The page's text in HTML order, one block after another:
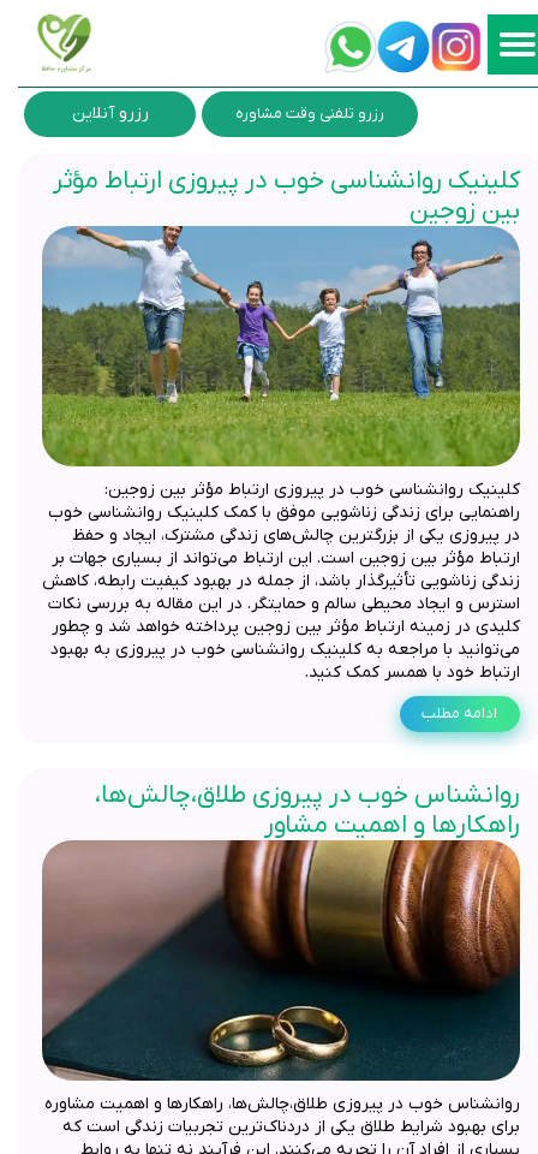
کلینیک روانشناسی خوب در پیروزی ارتباط مؤثر
بین زوجین
کلینیک روانشناسی خوب در پیروزی ارتباط مؤثر بین زوجین:
راهنمایی برای زندگی زناشویی موفق با کمک کلینیک روانشناسی خوب
در پیروزی یکی از بزرگترین چالش‌های زندگی مشترک، ایجاد و حفظ
ارتباط مؤثر بین زوجین است. این ارتباط می‌تواند از بسیاری جهات بر
زندگی زناشویی تأثیرگذار باشد، از جمله در بهبود کیفیت رابطه، کاهش
استرس و ایجاد محیطی سالم و حمایتگر. در این مقاله به بررسی نکات
کلیدی در زمینه ارتباط مؤثر بین زوجین پرداخته خواهد شد و چطور
می‌توانید با مراجعه به کلینیک روانشناسی خوب در پیروزی به بهبود
ارتباط خود با همسر کمک کنید.
ادامه مطلب
روانشناس خوب در پیروزی طلاق،چالش‌ها،
راهکارها و اهمیت مشاور
روانشناس خوب در پیروزی طلاق،چالش‌ها، راهکارها و اهمیت مشاوره
برای بهبود شرایط طلاق یکی از دردناک‌ترین تجربیات زندگی است که
رزرو تلفنی وقت مشاوره رزرو آنلاین